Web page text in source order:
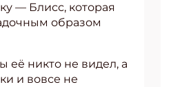
— Блисс, которая
образом
её никто не видел, а
и вовсе не